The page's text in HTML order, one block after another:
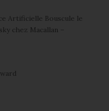
Artificielle Bouscule le
chez Macallan –